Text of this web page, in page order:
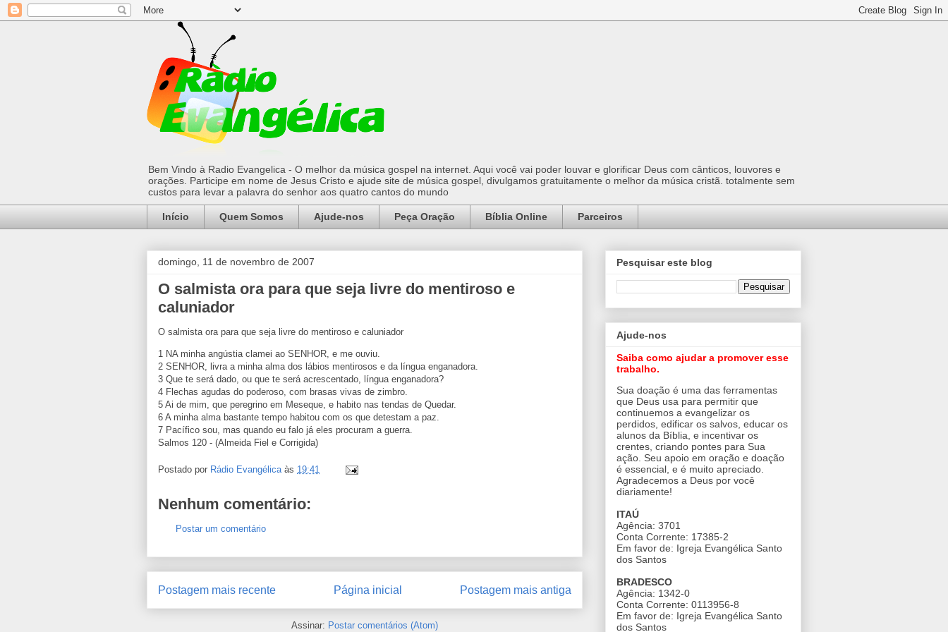
Bem Vindo à Radio Evangelica - O melhor da música gospel na internet. Aqui você vai poder louvar e glorificar Deus com cânticos, louvores e
orações. Participe em nome de Jesus Cristo e ajude site de música gospel, divulgamos gratuitamente o melhor da música cristã. totalmente sem
custos para levar a palavra do senhor aos quatro cantos do mundo
Início Quem Somos Ajude-nos Peça Oração Bíblia Online Parceiros
domingo, 11 de novembro de 2007
O salmista ora para que seja livre do mentiroso e
caluniador
O salmista ora para que seja livre do mentiroso e caluniador
1 NA minha angústia clamei ao SENHOR, e me ouviu.
2 SENHOR, livra a minha alma dos lábios mentirosos e da língua enganadora.
3 Que te será dado, ou que te será acrescentado, língua enganadora?
4 Flechas agudas do poderoso, com brasas vivas de zimbro.
5 Ai de mim, que peregrino em Meseque, e habito nas tendas de Quedar.
6 A minha alma bastante tempo habitou com os que detestam a paz.
7 Pacífico sou, mas quando eu falo já eles procuram a guerra.
Salmos 120 - (Almeida Fiel e Corrigida)
Postado por Rádio Evangélica às 19:41
Nenhum comentário:
Postar um comentário
Postagem mais recente Postagem mais antiga
Página inicial
Assinar: Postar comentários (Atom)
Pesquisar este blog
Ajude-nos
Saiba como ajudar a promover esse
trabalho.
Sua doação é uma das ferramentas
que Deus usa para permitir que
continuemos a evangelizar os
perdidos, edificar os salvos, educar os
alunos da Bíblia, e incentivar os
crentes, criando pontes para Sua
ação. Seu apoio em oração e doação
é essencial, e é muito apreciado.
Agradecemos a Deus por você
diariamente!
ITAÚ
Agência: 3701
Conta Corrente: 17385-2
Em favor de: Igreja Evangélica Santo
dos Santos
BRADESCO
Agência: 1342-0
Conta Corrente: 0113956-8
Em favor de: Igreja Evangélica Santo
dos Santos